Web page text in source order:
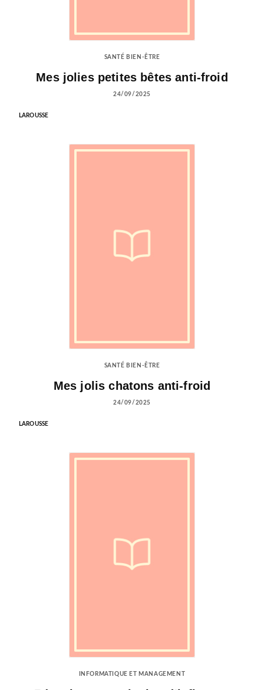
SANTÉ BIEN-ÊTRE
Mes jolies petites bêtes anti-froid
24/09/2025
LAROUSSE
SANTÉ BIEN-ÊTRE
Mes jolis chatons anti-froid
24/09/2025
LAROUSSE
INFORMATIQUE ET MANAGEMENT